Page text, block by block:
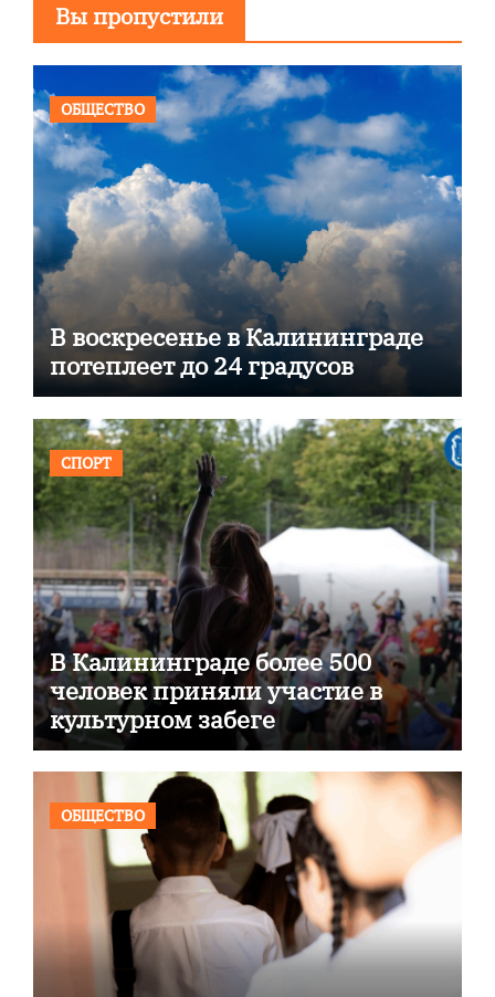
Вы пропустили
ОБЩЕСТВО
В воскресенье в Калининграде
потеплеет до 24 градусов
СПОРТ
В Калининграде более 500
человек приняли участие в
культурном забеге
ОБЩЕСТВО